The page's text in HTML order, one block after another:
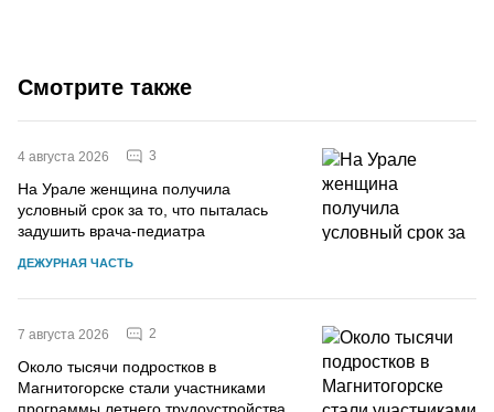
Смотрите также
4 августа 2026 3
На Урале женщина получила
условный срок за то, что пыталась
задушить врача-педиатра
ДЕЖУРНАЯ ЧАСТЬ
7 августа 2026 2
Около тысячи подростков в
Магнитогорске стали участниками
программы летнего трудоустройства